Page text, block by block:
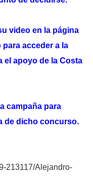
video en la página
acceder a la
el apoyo de la Costa
campaña para
de dicho concurso.
213117/Alejandro-